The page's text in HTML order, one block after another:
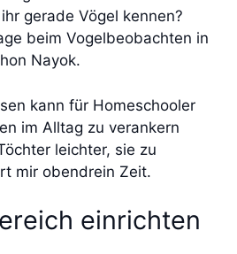
gerade Vögel kennen?
beim Vogelbeobachten in
Nayok.
kann für Homeschooler
im Alltag zu verankern
leichter, sie zu
mir obendrein Zeit.
einrichten